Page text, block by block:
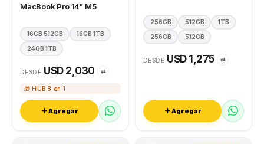
MacBook Pro 14" M5
16GB 512GB 16GB 1TB
24GB 1TB
DESDE USD 2,030 ⇄
🎁 HUB 8 en 1
Agregar
256GB 512GB 1TB
256GB 512GB
DESDE USD 1,275 ⇄
Agregar